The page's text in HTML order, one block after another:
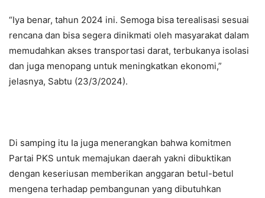
“Iya benar, tahun 2024 ini. Semoga bisa terealisasi sesuai
rencana dan bisa segera dinikmati oleh masyarakat dalam
memudahkan akses transportasi darat, terbukanya isolasi
dan juga menopang untuk meningkatkan ekonomi,”
jelasnya, Sabtu (23/3/2024).
Di samping itu Ia juga menerangkan bahwa komitmen
Partai PKS untuk memajukan daerah yakni dibuktikan
dengan keseriusan memberikan anggaran betul-betul
mengena terhadap pembangunan yang dibutuhkan